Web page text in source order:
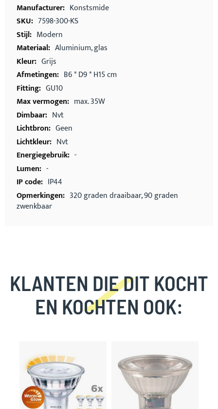
Meer
informatie
Konstsmide
7598-300-KS
Modern
Aluminium, glas
Grijs
B6 * D9 * H15 cm
GU10
max. 35W
Nvt
Geen
Nvt
-
-
IP44
320 graden draaibaar, 90 graden
zwenkbaar
KLANTEN DIE DIT KOCHT
EN KOCHTEN OOK:
carousel